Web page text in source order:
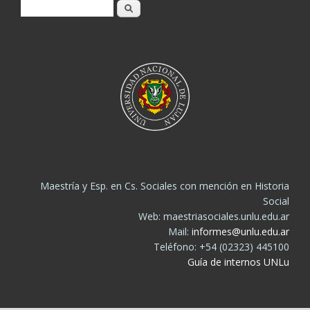
Buscar
Maestría y Esp. en Cs. Sociales con mención en Historia
Social
Web: maestriasociales.unlu.edu.ar
Mail: informes@unlu.edu.ar
Teléfono: +54 (02323) 445100
Guía de internos UNLu